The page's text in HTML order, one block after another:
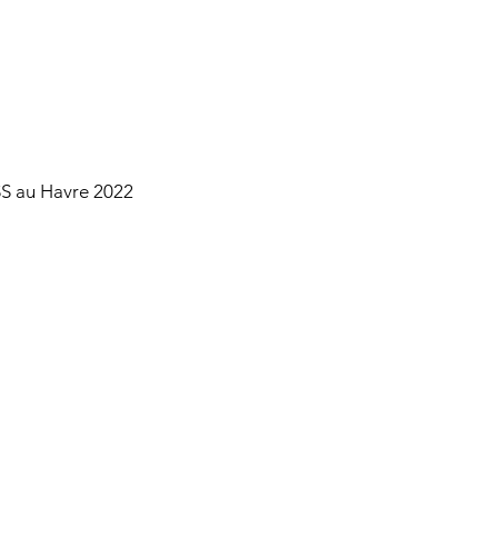
au Havre 2022